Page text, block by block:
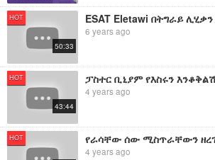
HOT
50:33
6 years ago
HOT
43:44
ፓስተር ቢኒያም የእስሩን
4 years ago
HOT
4 years ago